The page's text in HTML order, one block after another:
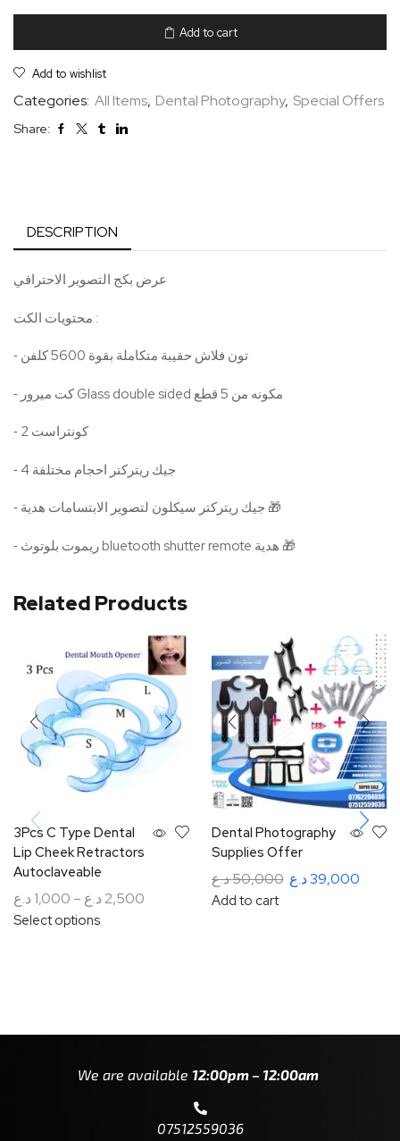
Add to cart
Add to wishlist
Categories: All Items, Dental Photography, Special Offers
Share:
DESCRIPTION
عرض بكج التصوير الاحترافي
محتويات الكت :
⁃ تون فلاش حقيبة متكاملة بقوة 5600 كلفن
⁃ كت ميرور Glass double sided مكونه من 5 قطع
⁃ 2 كونتراست
⁃ 4 جيك ريتركتر احجام مختلفة
⁃ جيك ريتركتر سيكلون لتصوير الابتسامات هدية 🎁
⁃ ريموت بلوتوث bluetooth shutter remote هدية 🎁
Related Products
3Pcs C Type Dental
Lip Cheek Retractors
Autoclaveable
1,000 د.ع – 2,500 د.ع
Select options
Dental Photography
Supplies Offer
50,000د.ع 39,000د.ع
Add to cart
We are available 12:00pm – 12:00am
07512559036